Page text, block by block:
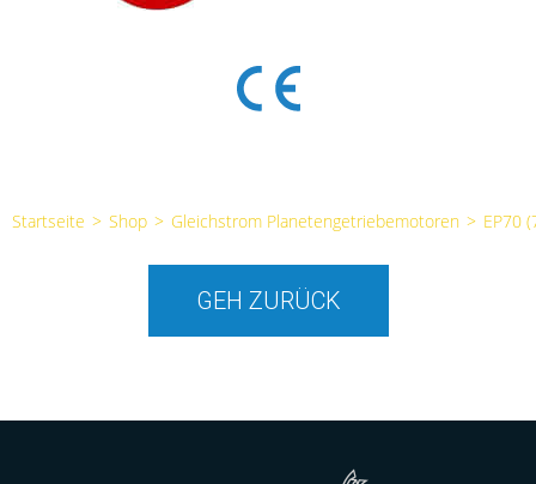
Startseite > Shop > Gleichstrom Planetengetriebemotoren > EP70
GEH ZURÜCK